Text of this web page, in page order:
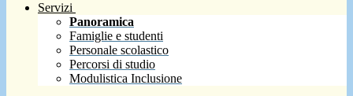
Servizi
Panoramica
Famiglie e studenti
Personale scolastico
Percorsi di studio
Modulistica Inclusione